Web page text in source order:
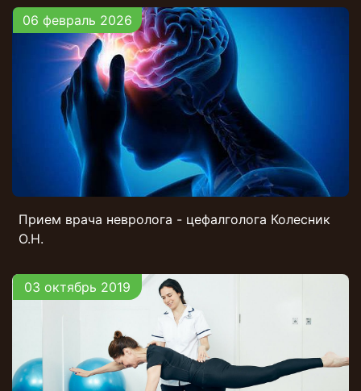
06 февраль 2026
Прием врача невролога - цефалголога Колесник
О.Н.
03 октябрь 2019